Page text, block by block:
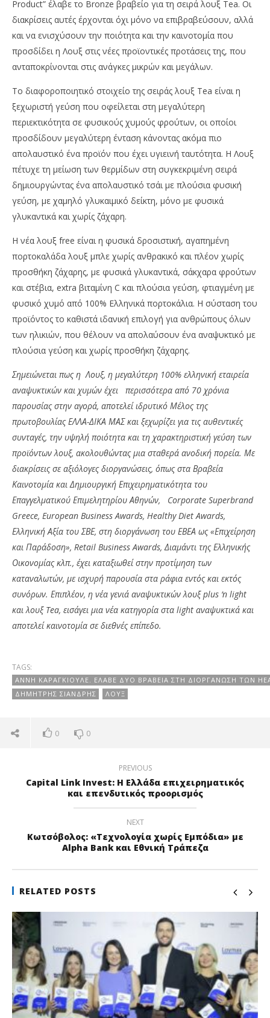
pressroom
Product” έλαβε το Bronze βραβείο για τη σειρά λουξ Tea. Οι
διακρίσεις αυτές έρχονται όχι μόνο να επιβραβεύσουν, αλλά
και να ενισχύσουν την ποιότητα και την καινοτομία που
προσδίδει η Λουξ στις νέες προϊοντικές προτάσεις της, που
ανταποκρίνονται στις ανάγκες μικρών και μεγάλων.
Το διαφοροποιητικό στοιχείο της σειράς λουξ Tea είναι η
ξεχωριστή γεύση που οφείλεται στη μεγαλύτερη
περιεκτικότητα σε φυσικούς χυμούς φρούτων, οι οποίοι
προσδίδουν μεγαλύτερη ένταση κάνοντας ακόμα πιο
απολαυστικό ένα προϊόν που έχει υγιεινή ταυτότητα. Η Λουξ
πέτυχε τη μείωση των θερμίδων στη συγκεκριμένη σειρά
δημιουργώντας ένα απολαυστικό τσάι με πλούσια φυσική
γεύση, με χαμηλό γλυκαιμικό δείκτη, μόνο με φυσικά
γλυκαντικά και χωρίς ζάχαρη.
Η νέα λουξ free είναι η φυσικά δροσιστική, αγαπημένη
πορτοκαλάδα λουξ μπλε χωρίς ανθρακικό και πλέον χωρίς
προσθήκη ζάχαρης, με φυσικά γλυκαντικά, σάκχαρα φρούτων
και στέβια, extra βιταμίνη C και πλούσια γεύση, φτιαγμένη με
φυσικό χυμό από 100% Ελληνικά πορτοκάλια. Η σύσταση του
προϊόντος το καθιστά ιδανική επιλογή για ανθρώπους όλων
των ηλικιών, που θέλουν να απολαύσουν ένα αναψυκτικό με
πλούσια γεύση και χωρίς προσθήκη ζάχαρης.
Σημειώνεται πως η Λουξ, η μεγαλύτερη 100% ελληνική εταιρεία
αναψυκτικών και χυμών έχει περισσότερα από 70 χρόνια
παρουσίας στην αγορά, αποτελεί ιδρυτικό Μέλος της
πρωτοβουλίας ΕΛΛΑ-ΔΙΚΑ ΜΑΣ και ξεχωρίζει για τις αυθεντικές
συνταγές, την υψηλή ποιότητα και τη χαρακτηριστική γεύση των
προϊόντων λουξ, ακολουθώντας μια σταθερά ανοδική πορεία. Με
διακρίσεις σε αξιόλογες διοργανώσεις, όπως στα Βραβεία
Καινοτομία και Δημιουργική Επιχειρηματικότητα του
Επαγγελματικού Επιμελητηρίου Αθηνών, Corporate Superbrand
Greece, European Business Awards, Healthy Diet Awards,
Ελληνική Αξία του ΣΒΕ, στη διοργάνωση του ΕΒΕΑ ως «Επιχείρηση
και Παράδοση», Retail Business Awards, Διαμάντι της Ελληνικής
Οικονομίας κλπ., έχει καταξιωθεί στην προτίμηση των
καταναλωτών, με ισχυρή παρουσία στα ράφια εντός και εκτός
συνόρων. Επιπλέον, η νέα γενιά αναψυκτικών λουξ plus ‘n light
και λουξ Tea, εισάγει μια νέα κατηγορία στα light αναψυκτικά και
αποτελεί καινοτομία σε διεθνές επίπεδο.
TAGS:
ΆΝΝΗ ΚΑΡΑΓΚΙΟΥΛΈ. ΈΛΑΒΕ ΔΎΟ ΒΡΑΒΕΊΑ ΣΤΗ ΔΙΟΡΓΆΝΩΣΗ ΤΩΝ
ΔΗΜΉΤΡΗΣ ΣΙΑΝΔΡΉΣ
ΛΟΥΞ
0 0
PREVIOUS
Capital Link Invest: Η Ελλάδα επιχειρηματικός
και επενδυτικός προορισμός
NEXT
Κωτσόβολος: «Τεχνολογία χωρίς Εμπόδια» με
Alpha Bank και Εθνική Τράπεζα
RELATED POSTS